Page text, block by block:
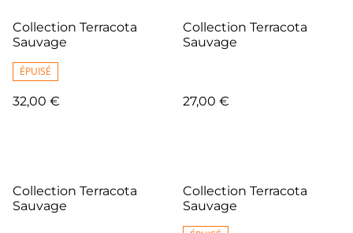
Collection Terracota
Sauvage
ÉPUISÉ
32,00 €
Collection Terracota
Sauvage
27,00 €
Collection Terracota
Sauvage
Collection Terracota
Sauvage